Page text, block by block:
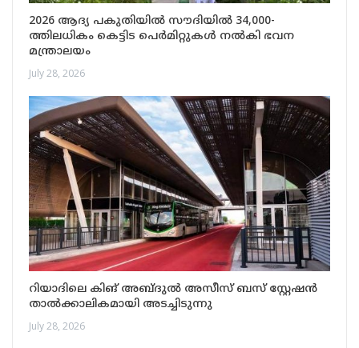
2026 ആദ്യ പകുതിയിൽ സൗദിയിൽ 34,000-
ത്തിലധികം കെട്ടിട പെർമിറ്റുകൾ നൽകി ഭവന
മന്ത്രാലയം
July 28, 2026
റിയാദിലെ കിങ് അബ്ദുൽ അസീസ് ബസ് സ്റ്റേഷൻ
താൽക്കാലികമായി അടച്ചിടുന്നു
July 28, 2026